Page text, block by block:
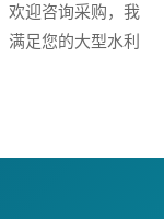
欢迎咨询采购，我
足您的大型水利